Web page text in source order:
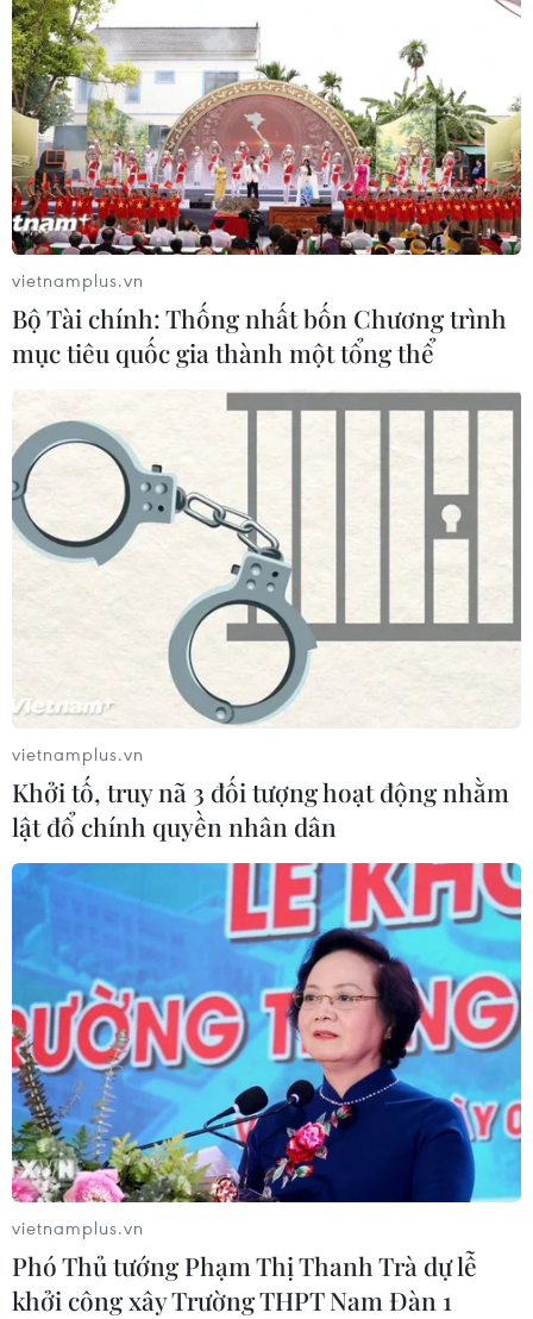
vietnamplus.vn
Bộ Tài chính: Thống nhất bốn Chương trình
mục tiêu quốc gia thành một tổng thể
vietnamplus.vn
Khởi tố, truy nã 3 đối tượng hoạt động nhằm
lật đổ chính quyền nhân dân
vietnamplus.vn
Phó Thủ tướng Phạm Thị Thanh Trà dự lễ
khởi công xây Trường THPT Nam Đàn 1